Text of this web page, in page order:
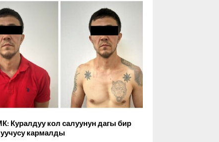
Куралдуу кол салуунун дагы бир
кармалды